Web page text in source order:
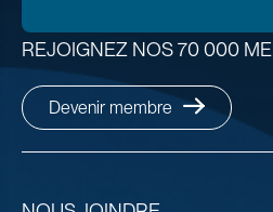
REJOIGNEZ NOS 70 000
Devenir membre